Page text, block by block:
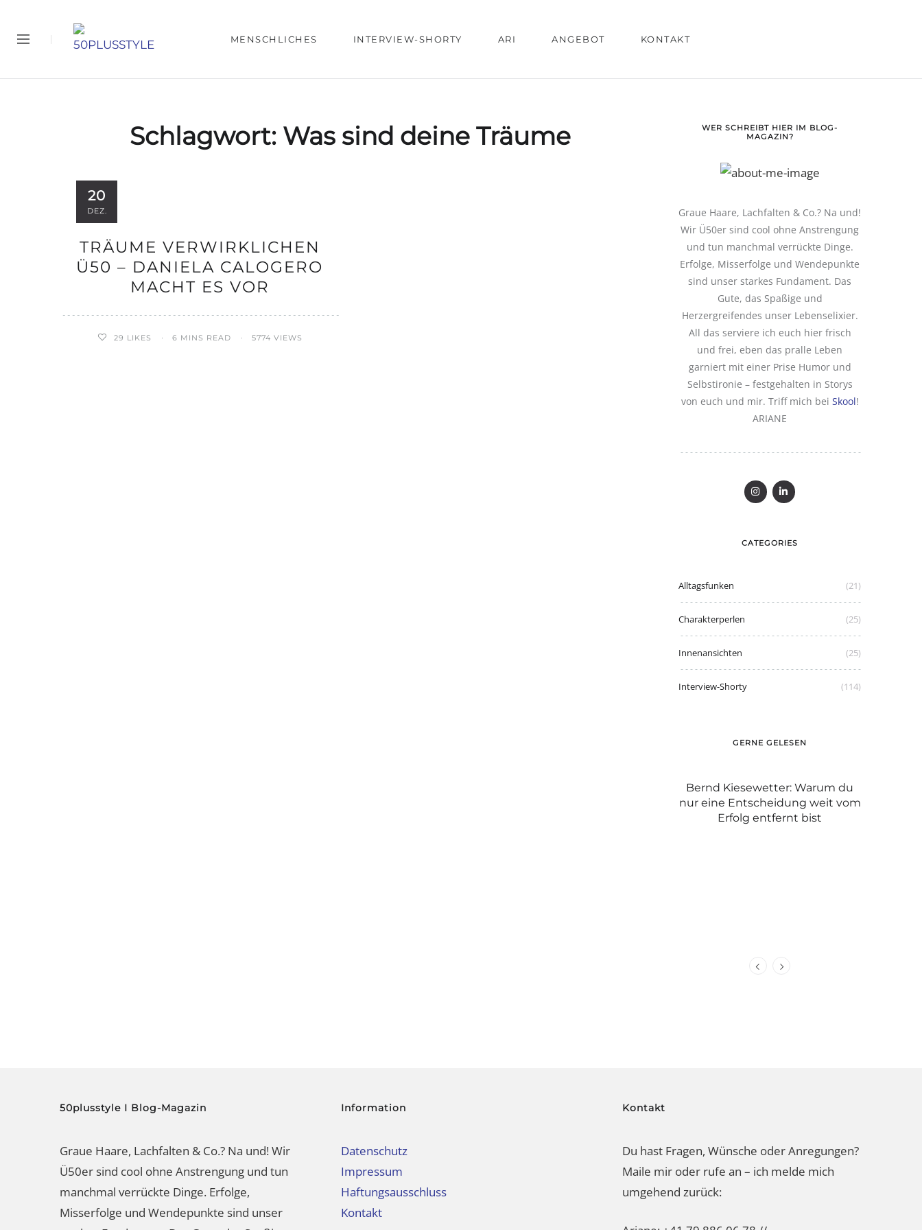
MENSCHLICHES INTERVIEW-SHORTY ARI ANGEBOT KONTAKT
Schlagwort: Was sind deine Träume
20
DEZ.
TRÄUME VERWIRKLICHEN
Ü50 – DANIELA CALOGERO
MACHT ES VOR
29 LIKES 6 MINS READ 5774 VIEWS
WER SCHREIBT HIER IM BLOG-
MAGAZIN?
Graue Haare, Lachfalten & Co.? Na und!
Wir Ü50er sind cool ohne Anstrengung
und tun manchmal verrückte Dinge.
Erfolge, Misserfolge und Wendepunkte
sind unser starkes Fundament. Das
Gute, das Spaßige und
Herzergreifendes unser Lebenselixier.
All das serviere ich euch hier frisch
und frei, eben das pralle Leben
garniert mit einer Prise Humor und
Selbstironie – festgehalten in Storys
von euch und mir. Triff mich bei Skool!
ARIANE
CATEGORIES
Alltagsfunken (21)
Charakterperlen (25)
Innenansichten (25)
Interview-Shorty (114)
GERNE GELESEN
Bernd Kiesewetter: Warum du
nur eine Entscheidung weit vom
Erfolg entfernt bist
50plusstyle I Blog-Magazin
Graue Haare, Lachfalten & Co.? Na und! Wir
Ü50er sind cool ohne Anstrengung und tun
manchmal verrückte Dinge. Erfolge,
Misserfolge und Wendepunkte sind unser
Information
Datenschutz
Impressum
Haftungsausschluss
Kontakt
Kontakt
Du hast Fragen, Wünsche oder Anregungen?
Maile mir oder rufe an – ich melde mich
umgehend zurück: